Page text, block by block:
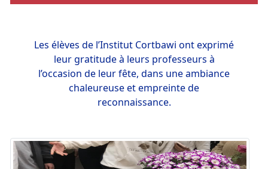
Les élèves de l’Institut Cortbawi ont exprimé
leur gratitude à leurs professeurs à
l’occasion de leur fête, dans une ambiance
chaleureuse et empreinte de
reconnaissance.